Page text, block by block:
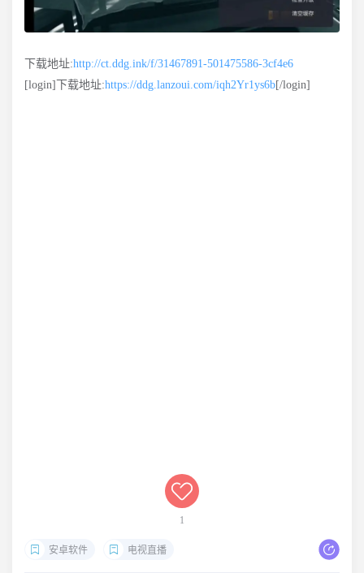
下载地址:http://ct.ddg.ink/f/31467891-501475586-3cf4e6
[login]下载地址:https://ddg.lanzoui.com/iqh2Yr1ys6b[/login]
1
安卓软件 电视直播